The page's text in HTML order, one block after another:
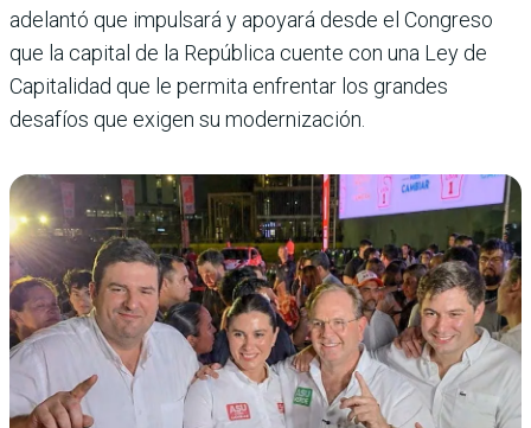
adelantó que impulsará y apoyará desde el Congreso
que la capital de la República cuente con una Ley de
Capitalidad que le permita enfrentar los grandes
desafíos que exigen su modernización.